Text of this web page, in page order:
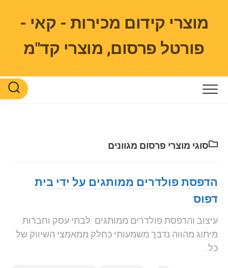
contentמוצרי קידום מכירות - קאי -
פורטל פרסום, מוצרי קד"מ
סוגי מוצרי פרסום מגוונים
הדפסת פולדרים ממותגים על ידי בית
דפוס
עיצוב והדפסת פולדרים ממותגים לבתי עסק וחברות
מיתוג מהווה נדבך משמעותי כחלק ממאמצי השיווק של
כל...